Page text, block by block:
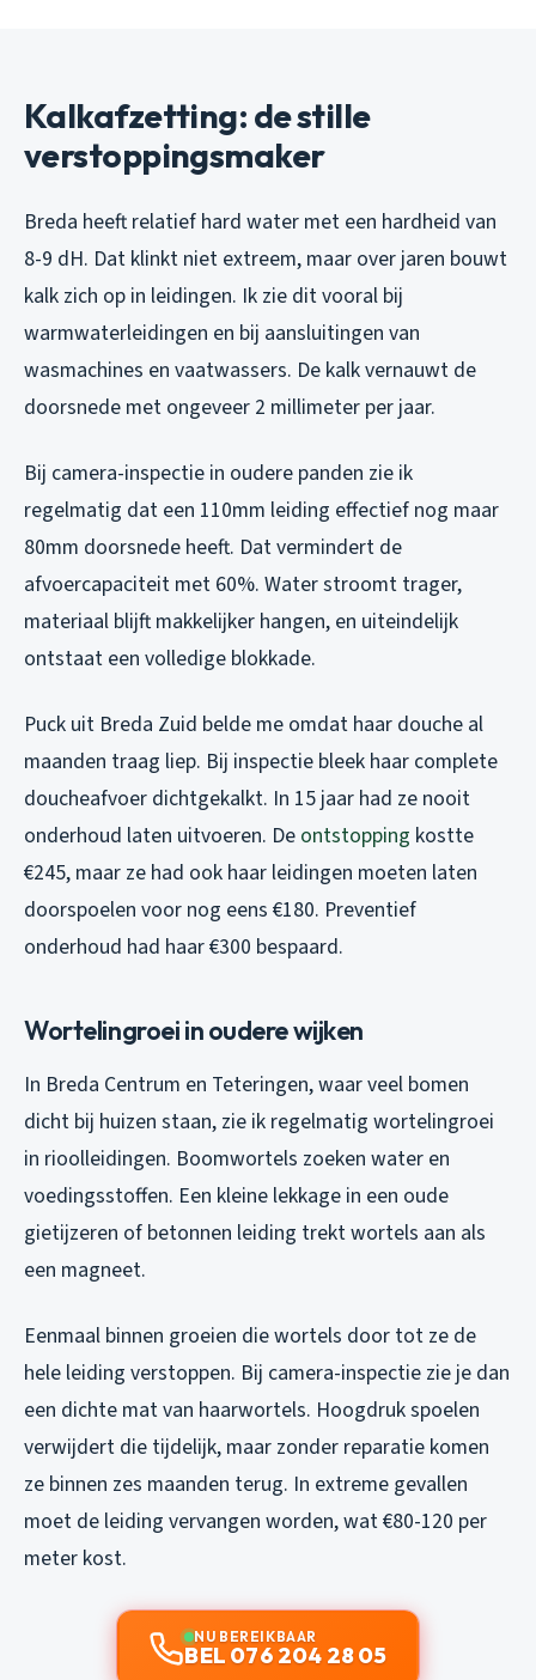
Kalkafzetting: de stille
verstoppingsmaker
Breda heeft relatief hard water met een hardheid van
8-9 dH. Dat klinkt niet extreem, maar over jaren bouwt
kalk zich op in leidingen. Ik zie dit vooral bij
warmwaterleidingen en bij aansluitingen van
wasmachines en vaatwassers. De kalk vernauwt de
doorsnede met ongeveer 2 millimeter per jaar.
Bij camera-inspectie in oudere panden zie ik
regelmatig dat een 110mm leiding effectief nog maar
80mm doorsnede heeft. Dat vermindert de
afvoercapaciteit met 60%. Water stroomt trager,
materiaal blijft makkelijker hangen, en uiteindelijk
ontstaat een volledige blokkade.
Puck uit Breda Zuid belde me omdat haar douche al
maanden traag liep. Bij inspectie bleek haar complete
doucheafvoer dichtgekalkt. In 15 jaar had ze nooit
onderhoud laten uitvoeren. De ontstopping kostte
€245, maar ze had ook haar leidingen moeten laten
doorspoelen voor nog eens €180. Preventief
onderhoud had haar €300 bespaard.
Wortelingroei in oudere wijken
In Breda Centrum en Teteringen, waar veel bomen
dicht bij huizen staan, zie ik regelmatig wortelingroei
in rioolleidingen. Boomwortels zoeken water en
voedingsstoffen. Een kleine lekkage in een oude
gietijzeren of betonnen leiding trekt wortels aan als
een magneet.
Eenmaal binnen groeien die wortels door tot ze de
hele leiding verstoppen. Bij camera-inspectie zie je dan
een dichte mat van haarwortels. Hoogdruk spoelen
verwijdert die tijdelijk, maar zonder reparatie komen
ze binnen zes maanden terug. In extreme gevallen
moet de leiding vervangen worden, wat €80-120 per
meter kost.
NU BEREIKBAAR
BEL 076 204 28 05